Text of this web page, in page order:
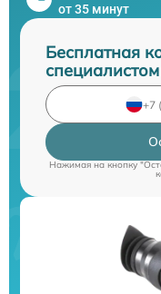
от 35 минут
Бесплатная
специалистом
Нажимая на кнопку